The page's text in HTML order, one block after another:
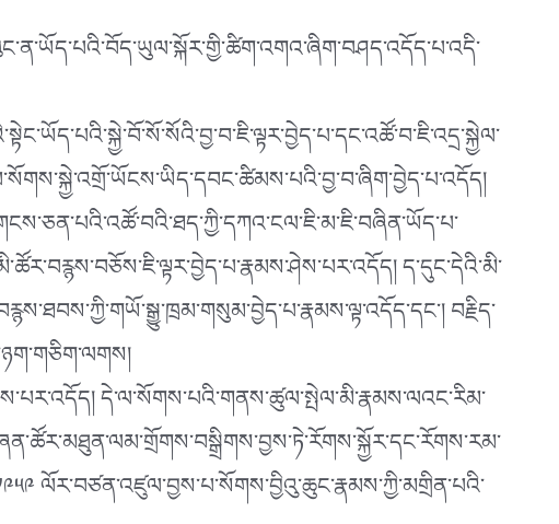
ད་དུང་དེའི་མི་
བརྗིད་
དེ་ལ་སོགས་པའི་གནས་ཚུལ་སྤེལ་མི་རྣམས་ལའང་རིམ་
ལོར་བཙན་འཛུལ་བྱས་པ་སོགས་བྱིའུ་ཆུང་རྣམས་ཀྱི་མགྲིན་པའི་